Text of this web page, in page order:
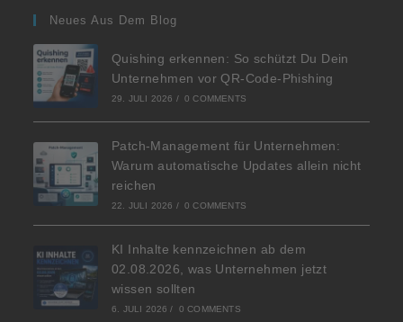
Neues Aus Dem Blog
Quishing erkennen: So schützt Du Dein
Unternehmen vor QR-Code-Phishing
29. JULI 2026 / 0 COMMENTS
Patch-Management für Unternehmen:
Warum automatische Updates allein nicht
reichen
22. JULI 2026 / 0 COMMENTS
KI Inhalte kennzeichnen ab dem
02.08.2026, was Unternehmen jetzt
wissen sollten
6. JULI 2026 / 0 COMMENTS